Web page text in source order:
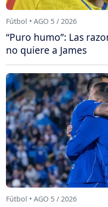
Fútbol • AGO 5 / 2026
“Puro humo”: Las
no quiere a James
Fútbol • AGO 5 / 2026